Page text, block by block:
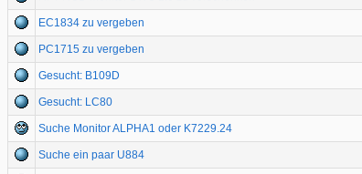
EC1834 zu vergeben
PC1715 zu vergeben
Gesucht: B109D
Gesucht: LC80
Suche Monitor ALPHA1 oder K7229.24
Suche ein paar U884